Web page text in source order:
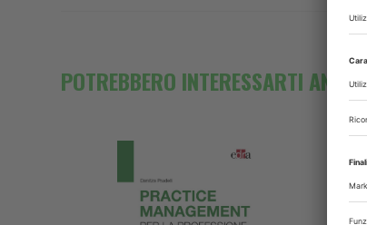
POTREBBERO INTERESSARTI ANCHE